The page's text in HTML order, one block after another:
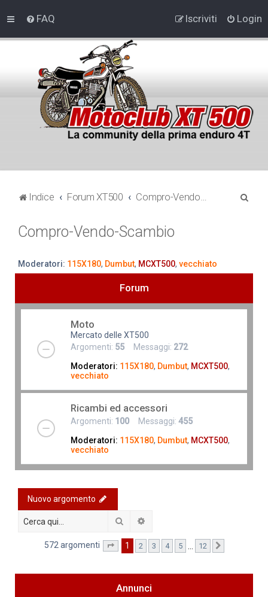
FAQ Login
Iscriviti
Indice Forum XT500 Compro-Vendo-Scambio
Compro-Vendo-Scambio
Moderatori: 115X180, Dumbut, MCXT500, vecchiato
Forum
Moto
Mercato delle XT500
Argomenti: 55 Messaggi: 272
Moderatori: 115X180, Dumbut, MCXT500,
vecchiato
Ricambi ed accessori
Argomenti: 100 Messaggi: 455
Moderatori: 115X180, Dumbut, MCXT500,
vecchiato
Nuovo argomento
Cerca
572 argomenti Pagina1 di12
1 2 3 4 5 12
Annunci